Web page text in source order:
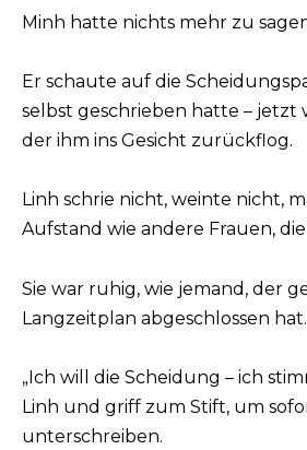
Minh hatte nichts mehr zu
Er schaute auf die
selbst geschrieben hatte – jetzt
der ihm ins Gesicht zurückflog.
Linh schrie nicht, weinte nicht,
Aufstand wie andere Frauen,
Sie war ruhig, wie jemand, der
Langzeitplan abgeschlossen hat.
„Ich will die Scheidung – ich
Linh und griff zum Stift, um
unterschreiben.